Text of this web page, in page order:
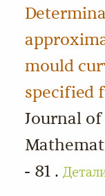
mould
specified
Journal of
- 81 .